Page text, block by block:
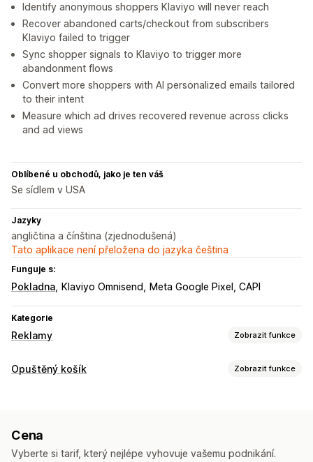
Identify anonymous shoppers Klaviyo will never reach
Recover abandoned carts/checkout from subscribers
Klaviyo failed to trigger
Sync shopper signals to Klaviyo to trigger more
abandonment flows
Convert more shoppers with AI personalized emails tailored
to their intent
Measure which ad drives recovered revenue across clicks
and ad views
Oblíbené u obchodů, jako je ten váš
Se sídlem v USA
Jazyky
angličtina a čínština (zjednodušená)
Tato aplikace není přeložena do jazyka čeština
Funguje s:
Pokladna Klaviyo Omnisend Meta Google Pixel, CAPI
Kategorie
Reklamy Zobrazit funkce
Cílení
Správa kampaní
Opuštěný košík Zobrazit funkce
Košíky na více zařízeních
Automatizované postupy
Cena
Vyberte si tarif, který nejlépe vyhovuje vašemu podnikání.